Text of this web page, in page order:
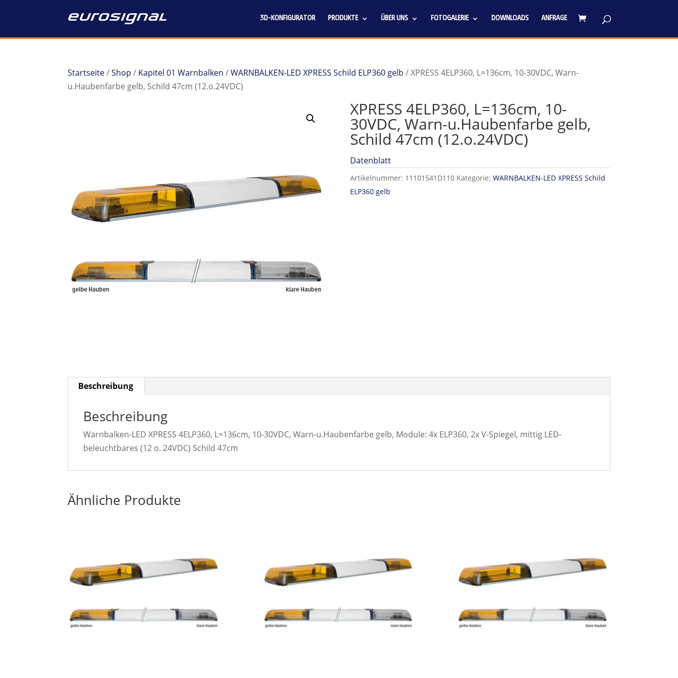
3D-KONFIGURATOR PRODUKTE ÜBER UNS FOTOGALERIE DOWNLOADS ANFRAGE
Startseite/Shop / Kapitel 01 Warnbalken /WARNBALKEN-LED XPRESS Schild ELP360 gelb / XPRESS 4ELP360, L=136cm, 10-30VDC, Warn-
u.Haubenfarbe gelb, Schild 47cm (12.o.24VDC)
XPRESS 4ELP360, L=136cm, 10-
30VDC, Warn-u.Haubenfarbe gelb,
Schild 47cm (12.o.24VDC)
Datenblatt
Artikelnummer: 11101541D110 Kategorie: WARNBALKEN-LED XPRESS Schild
ELP360 gelb
Beschreibung
Beschreibung
Warnbalken-LED XPRESS 4ELP360, L=136cm, 10-30VDC, Warn-u.Haubenfarbe gelb, Module: 4x ELP360, 2x V-Spiegel, mittig LED-
beleuchtbares (12 o. 24VDC) Schild 47cm
Ähnliche Produkte